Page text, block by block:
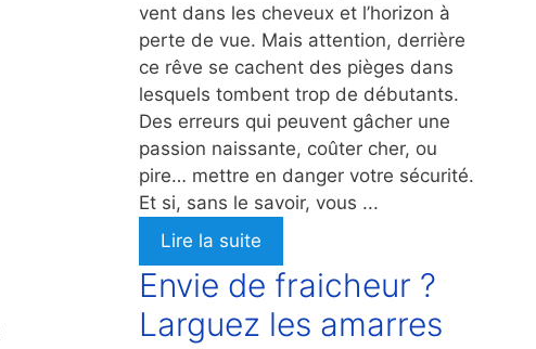
vent dans les cheveux et l’horizon à
perte de vue. Mais attention, derrière
ce rêve se cachent des pièges dans
lesquels tombent trop de débutants.
Des erreurs qui peuvent gâcher une
passion naissante, coûter cher, ou
pire… mettre en danger votre sécurité.
Et si, sans le savoir, vous ...
Lire la suite
Envie de fraicheur ?
Larguez les amarres